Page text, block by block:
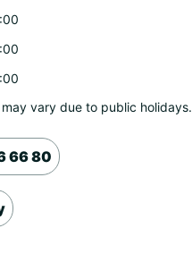
vary due to public holidays.
66 80